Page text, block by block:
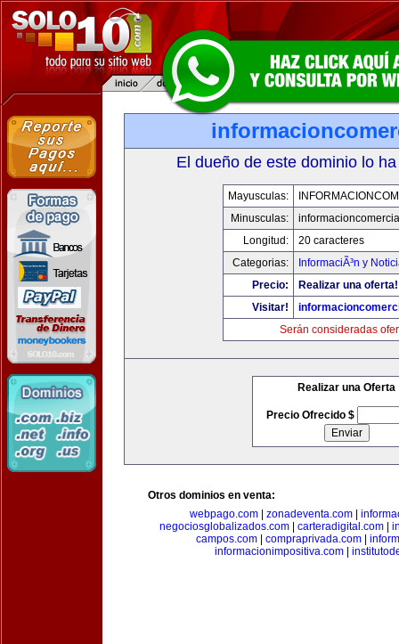
El dueño de este dominio lo
Mayusculas:
Minusculas:
Longitud:
20 caracteres
Categorias:
InformaciÃ³n y
Precio:
Realizar una oferta!
Visitar!
Serán consideradas
Realizar una Oferta
Precio Ofrecido $
Otros dominios en venta:
webpago.com
zonadeventa.com
negociosglobalizados.com
carteradigital.com
campos.com
compraprivada.com
informacionimpositiva.com